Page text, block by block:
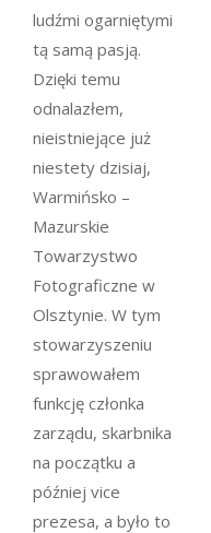
ludźmi ogarniętymi
tą samą pasją.
Dzięki temu
odnalazłem,
nieistniejące już
niestety dzisiaj,
Warmińsko –
Mazurskie
Towarzystwo
Fotograficzne w
Olsztynie. W tym
stowarzyszeniu
sprawowałem
funkcję członka
zarządu, skarbnika
na początku a
później vice
prezesa, a było to